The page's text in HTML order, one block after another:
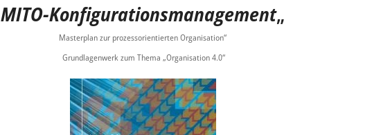
MITO-Konfigurationsmanagement„
Masterplan zur prozessorientierten Organisation“
Grundlagenwerk zum Thema „Organisation 4.0“